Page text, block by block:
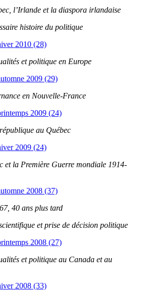
l’Irlande et la diaspora irlandaise
histoire du politique
2010 (28)
et politique en Europe
2009 (29)
en Nouvelle-France
2009 (24)
au Québec
2009 (24)
et la Première Guerre mondiale 1914-
2008 (37)
40 ans plus tard
et prise de décision politique
2008 (27)
et politique au Canada et au
2008 (33)